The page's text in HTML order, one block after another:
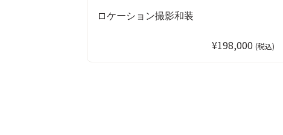
ロケーション撮影和装
¥198,000 (税込)